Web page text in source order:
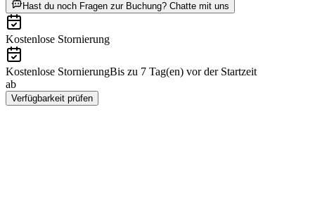
Hast du noch Fragen zur Buchung? Chatte mit uns
Kostenlose Stornierung
Kostenlose StornierungBis zu 7 Tag(en) vor der Startzeit
ab
Verfügbarkeit prüfen